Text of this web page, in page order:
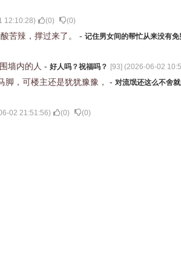
12:10:28) (0) (0)
苦辣，撑过来了。 - 记住男女间的帮忙从来没有免
墙内的人 - 好人吗？祝福吗？ [93] (2026-06-02
，可楼主还是犹犹豫豫， - 对流氓还这么不舍就
02 21:51:56) (0) (0)